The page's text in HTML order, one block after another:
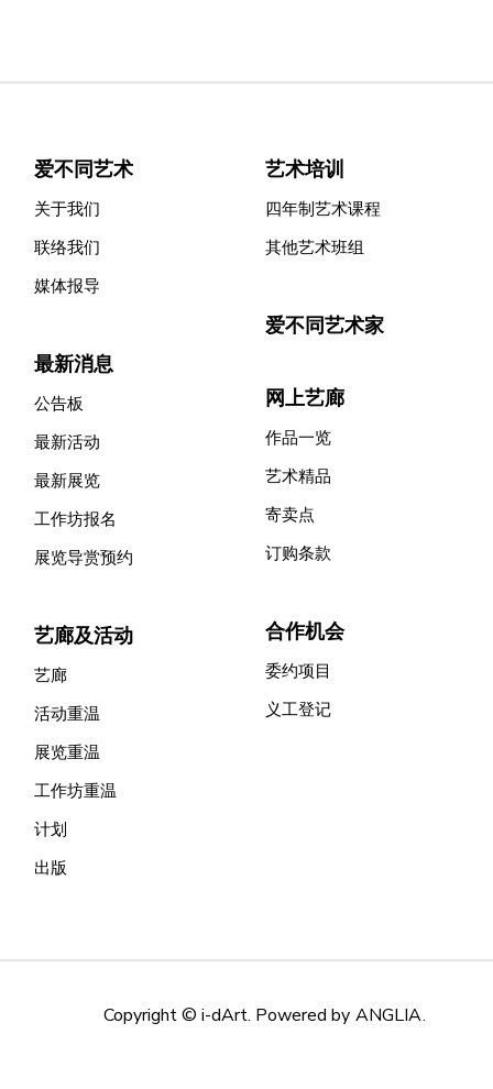
爱不同艺术
关于我们
联络我们
媒体报导
最新消息
公告板
最新活动
最新展览
工作坊报名
展览导赏预约
艺廊及活动
艺廊
活动重温
展览重温
工作坊重温
计划
出版
艺术培训
四年制艺术课程
其他艺术班组
爱不同艺术家
网上艺廊
作品一览
艺术精品
寄卖点
订购条款
合作机会
委约项目
义工登记
Copyright © i-dArt. Powered by ANGLIA.